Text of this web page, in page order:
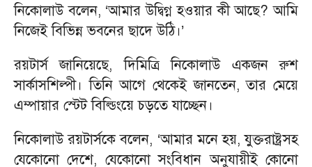
নিকোলাউ বলেন, ‘আমার উদ্বিগ্ন হওয়ার কী আছে? আমি
নিজেই বিভিন্ন ভবনের ছাদে উঠি।’
রয়টার্স জানিয়েছে, দিমিত্রি নিকোলাউ একজন রুশ
সার্কাসশিল্পী। তিনি আগে থেকেই জানতেন, তার মেয়ে
এম্পায়ার স্টেট বিল্ডিংয়ে চড়তে যাচ্ছেন।
নিকোলাউ রয়টার্সকে বলেন, ‘আমার মনে হয়, যুক্তরাষ্ট্রসহ
যেকোনো দেশে, যেকোনো সংবিধান অনুযায়ীই কোনো